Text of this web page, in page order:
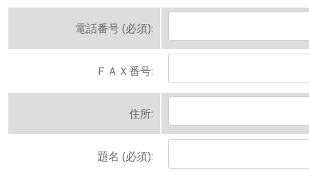
電話番号 (必須):
ＦＡＸ番号:
住所:
題名 (必須):